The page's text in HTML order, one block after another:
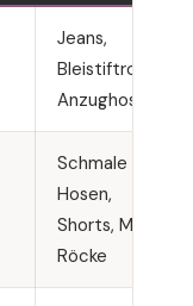
Jeans,
Bleistiftrock,
Anzughose
Schmale
Hosen,
Shorts, Midi-
Röcke